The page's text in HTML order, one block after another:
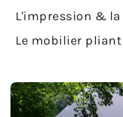
L'impression &
Le mobilier pliant